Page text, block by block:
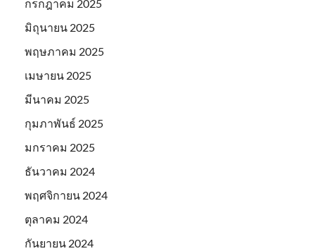
กรกฎาคม 2025
มิถุนายน 2025
พฤษภาคม 2025
เมษายน 2025
มีนาคม 2025
กุมภาพันธ์ 2025
มกราคม 2025
ธันวาคม 2024
พฤศจิกายน 2024
ตุลาคม 2024
กันยายน 2024